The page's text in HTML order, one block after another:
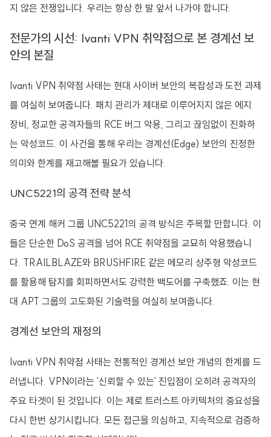
지 않은 전쟁입니다. 우리는 항상 한 발 앞서 나가야 합니다.
전문가의 시선: Ivanti VPN 취약점으로 본 경계선 보
안의 본질
Ivanti VPN 취약점 사태는 현대 사이버 보안의 복잡성과 도전 과제
를 여실히 보여줍니다. 패치 관리가 제대로 이루어지지 않은 에지
장비, 정교한 공격자들의 RCE 버그 악용, 그리고 끊임없이 진화하
는 악성코드. 이 사건을 통해 우리는 경계선(Edge) 보안의 진정한
의미와 한계를 재고해볼 필요가 있습니다.
UNC5221의 공격 전략 분석
중국 연계 해커 그룹 UNC5221의 공격 방식은 주목할 만합니다. 이
들은 단순한 DoS 공격을 넘어 RCE 취약점을 교묘히 악용했습니
다. TRAILBLAZE와 BRUSHFIRE 같은 메모리 상주형 악성코드
를 활용해 탐지를 회피하면서도 강력한 백도어를 구축했죠. 이는 현
대 APT 그룹의 고도화된 기술력을 여실히 보여줍니다.
경계선 보안의 재정의
Ivanti VPN 취약점 사태는 전통적인 경계선 보안 개념의 한계를 드
러냅니다. VPN이라는 '신뢰할 수 있는' 진입점이 오히려 공격자의
주요 타겟이 된 것입니다. 이는 제로 트러스트 아키텍처의 중요성을
다시 한번 상기시킵니다. 모든 접근을 의심하고, 지속적으로 검증하